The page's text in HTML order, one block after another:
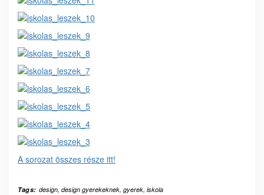
A sorozat összes része itt!
Tags: design, design gyerekeknek, gyerek, iskola